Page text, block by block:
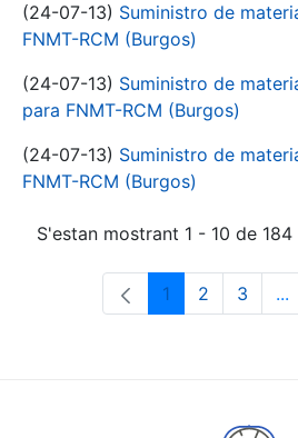
(24-07-13) Suministro de
FNMT-RCM (Burgos)
(24-07-13) Suministro de
para FNMT-RCM (Burgos)
(24-07-13) Suministro de
FNMT-RCM (Burgos)
S'estan mostrant 1 - 10 de 184
Pàgina
1 Pàgina
2 Pàgina
3 ...